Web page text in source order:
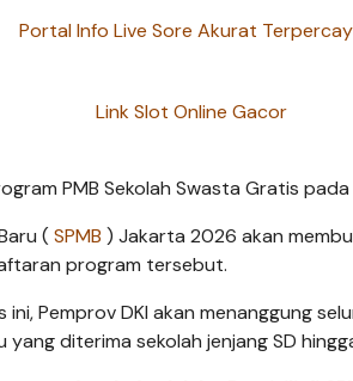
Portal Info Live Sore Akurat
Link Slot Online Gacor
PMB Sekolah Swasta Gratis pada
(SPMB ) Jakarta 2026 akan
program tersebut.
Pemprov DKI akan menanggung
diterima sekolah jenjang SD